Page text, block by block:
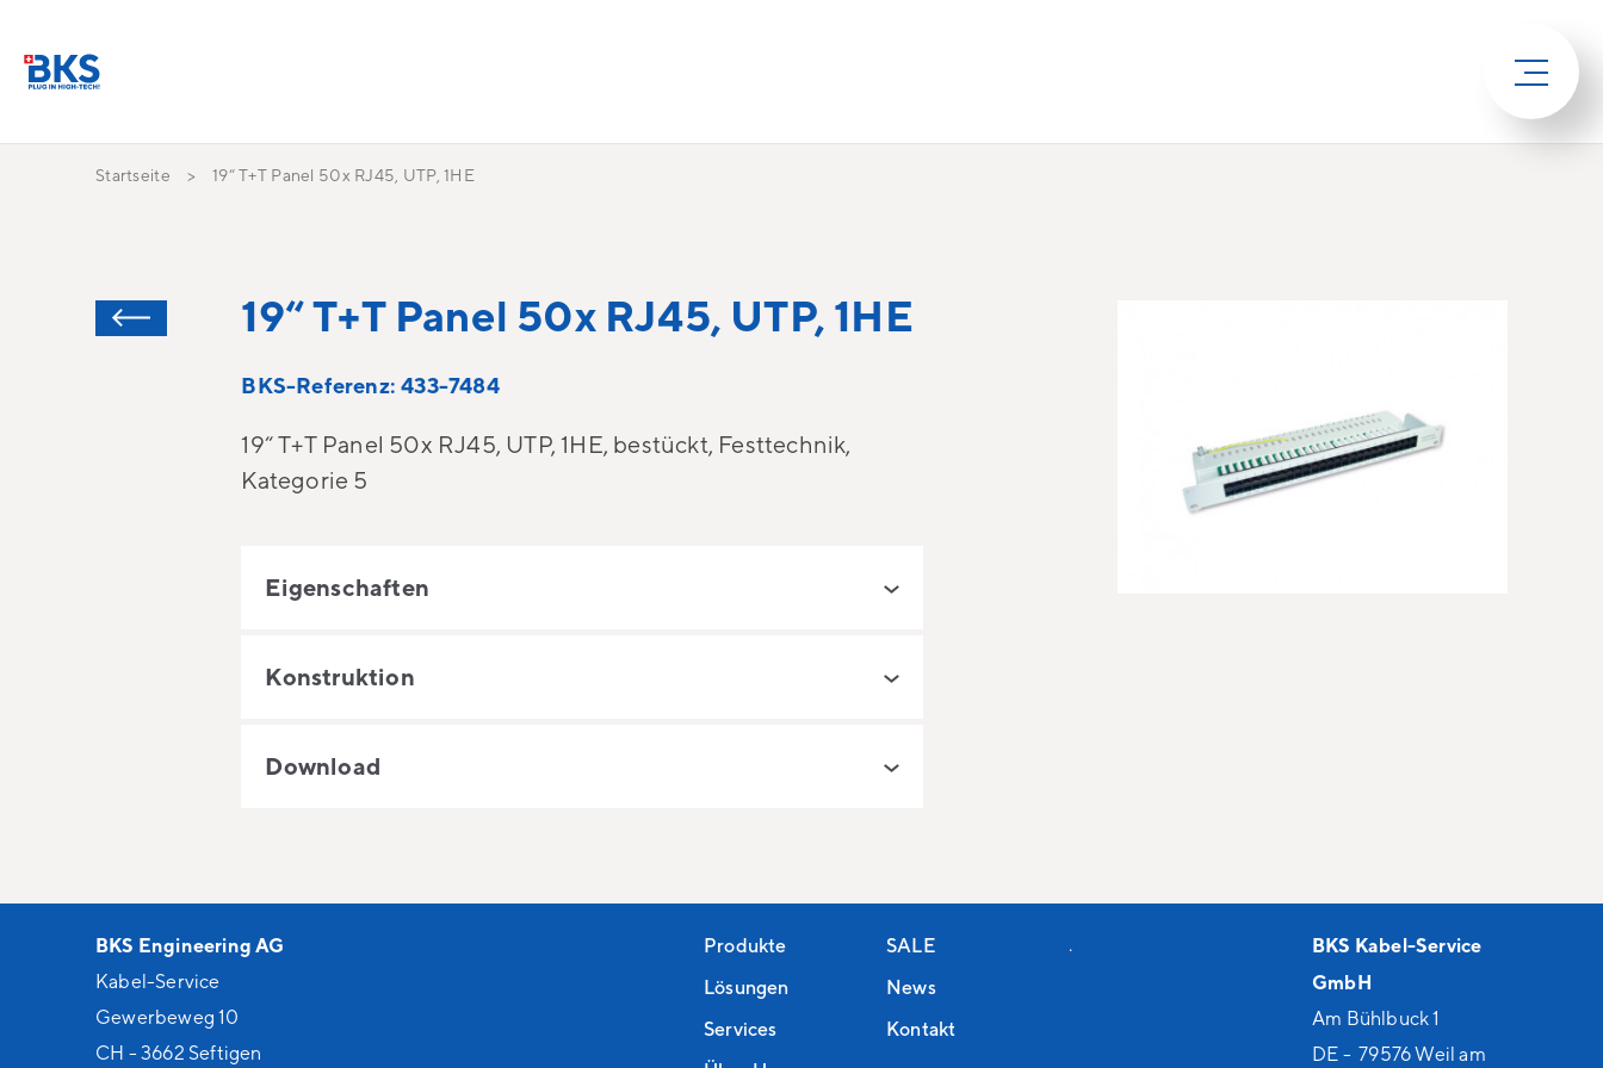
Startseite 19“ T+T Panel 50x RJ45, UTP, 1HE
19“ T+T Panel 50x RJ45, UTP, 1HE
BKS-Referenz: 433-7484
19“ T+T Panel 50x RJ45, UTP, 1HE, bestückt, Festtechnik,
Kategorie 5
Eigenschaften
Konstruktion
Download
BKS Engineering AG
Kabel-Service
Gewerbeweg 10
CH - 3662 Seftigen
Produkte
Lösungen
Services
SALE
News
Kontakt
.
BKS Kabel-Service
GmbH
Am Bühlbuck 1
DE - 79576 Weil am